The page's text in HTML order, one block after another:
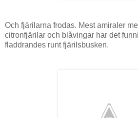
Och fjärilarna frodas. Mest amiraler
citronfjärilar och blåvingar har det
fladdrandes runt fjärilsbusken.